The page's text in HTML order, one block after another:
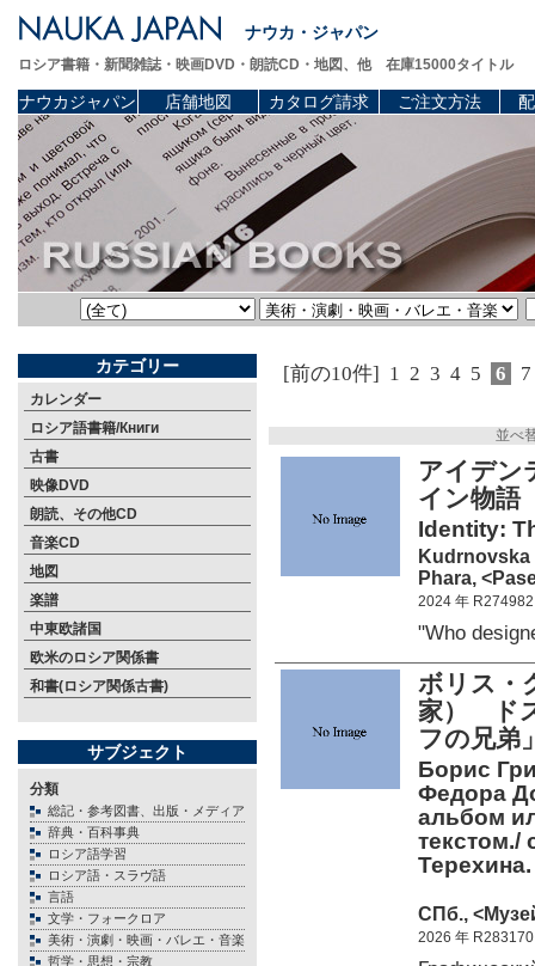
ナウカ・ジャパン
ロシア書籍・新聞雑誌・映画DVD・朗読CD・地図、他 在庫15000タイトル
ナウカジャパン 店舗地図 カタログ請求 ご注文方法
カテゴリー
カレンダー
ロシア語書籍/Книги
古書
映像DVD
朗読、その他CD
音楽CD
地図
楽譜
中東欧諸国
欧米のロシア関係書
和書(ロシア関係古書)
サブジェクト
分類
総記・参考図書、出版・メディア
辞典・百科事典
ロシア語学習
ロシア語・スラヴ語
言語
文学・フォークロア
美術・演劇・映画・バレエ・音楽
哲学・思想・宗教
[前の10件] 1 2 3 4 5 6 7
並べ
アイデン
イン物
Identity:
Kudrnovska
Phara,
2024 年 R274982
"Who
ボリス・
家） ド
フの兄弟
Борис
Федора
альбом
текстом./
Терехина.
СПб.,
2026 年 R283170